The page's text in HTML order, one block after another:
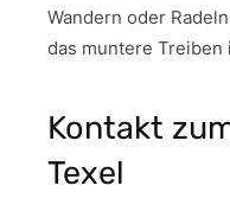
Wandern oder
das muntere Treiben
Kontakt
Texel